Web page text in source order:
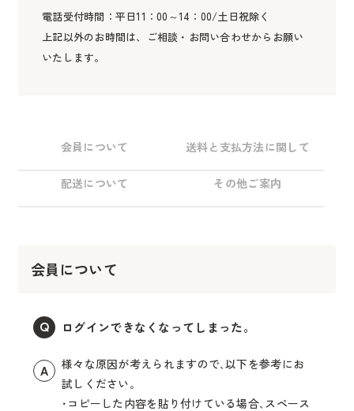
電話受付時間：平日11：00～14：00/土日祝除く
上記以外のお時間は、ご相談・お問い合わせからお願い
いたします。
会員について 送料と支払方法に関して
配送について その他ご案内
会員について
Q ログインできなくなってしまった。
A
様々な原因が考えられますので､以下を参考にお
試しください｡
･コピーした内容を貼り付けている場合､スペース